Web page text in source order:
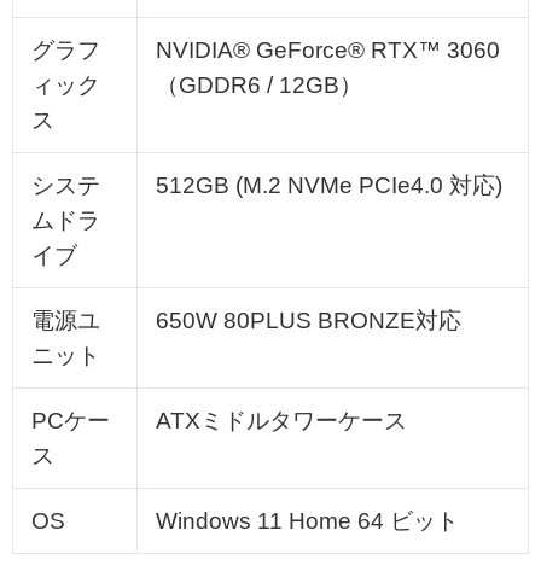
グラフ
ィック
ス
NVIDIA® GeForce® RTX™ 3060
（GDDR6 / 12GB）
システ
ムドラ
イブ
512GB (M.2 NVMe PCIe4.0 対応)
電源ユ
ニット
650W 80PLUS BRONZE対応
PCケー
ス
ATXミドルタワーケース
OS Windows 11 Home 64 ビット